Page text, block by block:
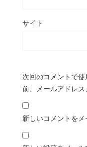
サイト
次回のコメントで
前、メールアドレス
新しいコメントをメ